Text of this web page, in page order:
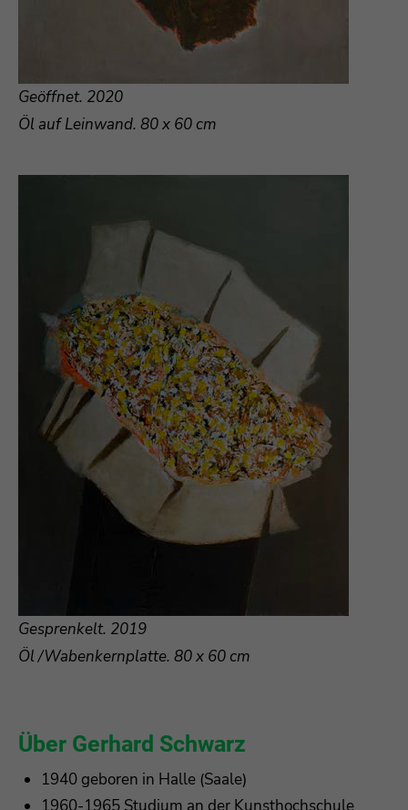
Geöffnet. 2020
Öl auf Leinwand. 80 x 60 cm
Gesprenkelt. 2019
Öl /Wabenkernplatte. 80 x 60 cm
Über Gerhard Schwarz
1940 geboren in Halle (Saale)